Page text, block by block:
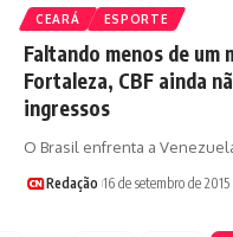
CEARÁ ESPORTE
Faltando menos de um
Fortaleza, CBF ainda
ingressos
O Brasil enfrenta a
Redação 16 de setembro de 2015